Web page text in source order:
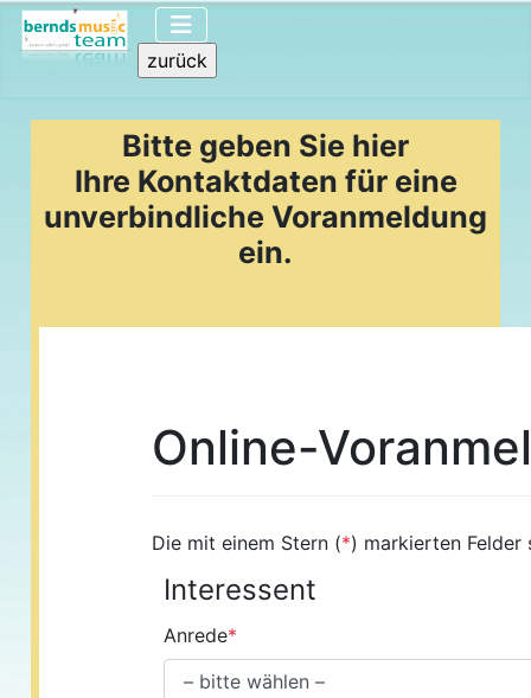
Bitte geben Sie hier
Ihre Kontaktdaten für eine
unverbindliche Voranmeldung
ein.